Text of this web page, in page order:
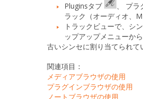
Pluginsタブ プラ
ラック（オーディオ、
トラックビューで、シ
ップアップメニューから
古いシンセに割り当てられ
関連項目：
メディアブラウザの使用
プラグインブラウザの使用
ノートブラウザの使用